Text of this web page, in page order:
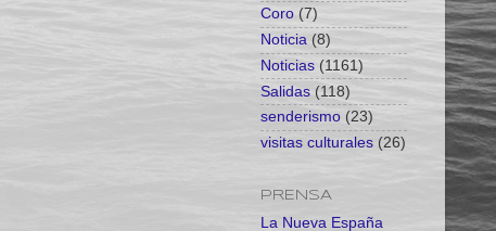
Coro (7)
Noticia (8)
Noticias (1161)
Salidas (118)
senderismo (23)
visitas culturales (26)
PRENSA
La Nueva España